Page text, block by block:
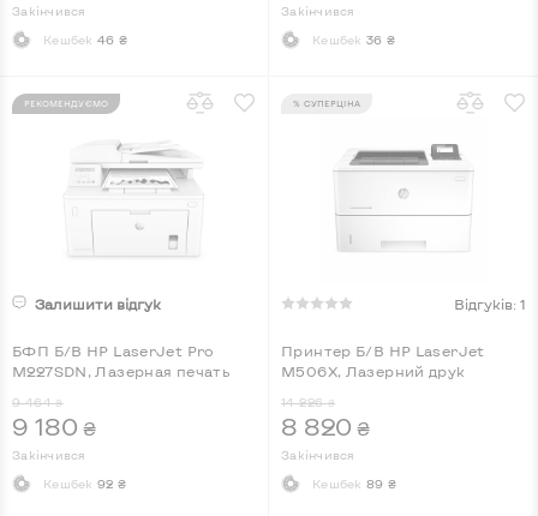
Закінчився
Кешбек 46 ₴
Закінчився
Кешбек 36 ₴
РЕКОМЕНДУЄМО
Залишити відгук
БФП Б/В HP LaserJet Pro
M227SDN, Лазерная печать
9 464 ₴
9 180 ₴
Закінчився
Кешбек 92 ₴
% СУПЕРЦІНА
Відгуків: 1
Принтер Б/В HP LaserJet
M506X, Лазерний друк
14 226 ₴
8 820 ₴
Закінчився
Кешбек 89 ₴